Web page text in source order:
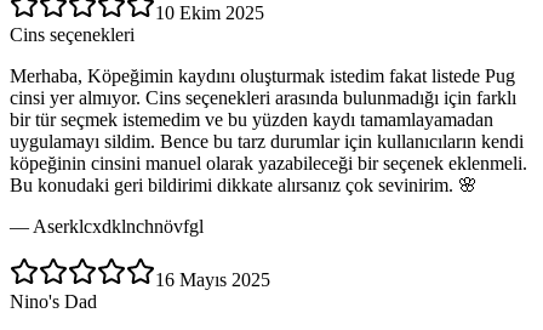
10 Ekim 2025
Cins seçenekleri
Merhaba, Köpeğimin kaydını oluşturmak istedim fakat listede Pug
cinsi yer almıyor. Cins seçenekleri arasında bulunmadığı için farklı
bir tür seçmek istemedim ve bu yüzden kaydı tamamlayamadan
uygulamayı sildim. Bence bu tarz durumlar için kullanıcıların kendi
köpeğinin cinsini manuel olarak yazabileceği bir seçenek eklenmeli.
Bu konudaki geri bildirimi dikkate alırsanız çok sevinirim. 🌸
— Aserklcxdklnchnövfgl
16 Mayıs 2025
Nino's Dad